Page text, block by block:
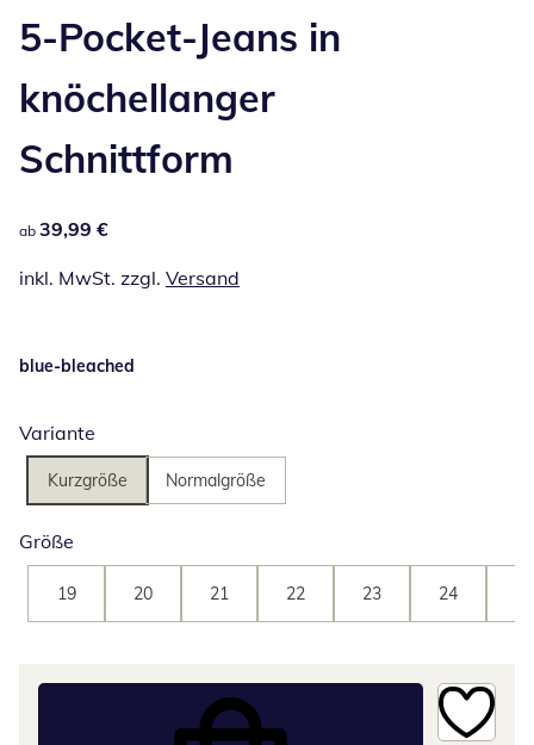
5-Pocket-Jeans in
knöchellanger
Schnittform
39,99 €
ab 39,99 €
inkl. MwSt. zzgl. Versand
blue-bleached
Variante
Kurzgröße Normalgröße
Größe
19 20 21 22 23 24